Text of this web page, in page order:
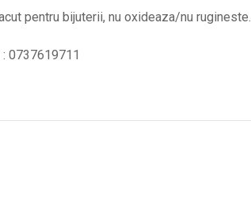
pentru bijuterii, nu oxideaza/nu rugineste.
0737619711